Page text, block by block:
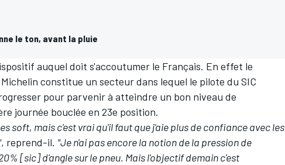
le ton, avant la pluie
auquel doit s'accoutumer le Français. En effet le
constitue un secteur dans lequel le pilote du SIC
pour parvenir à atteindre un bon niveau de
journée bouclée en 23e position.
soft, mais c'est vrai qu'il faut que j'aie plus de confiance avec les
, reprend-il. "Je n'ai pas encore la notion de la pression de
[sic] d'angle sur le pneu. Mais l'objectif demain c'est